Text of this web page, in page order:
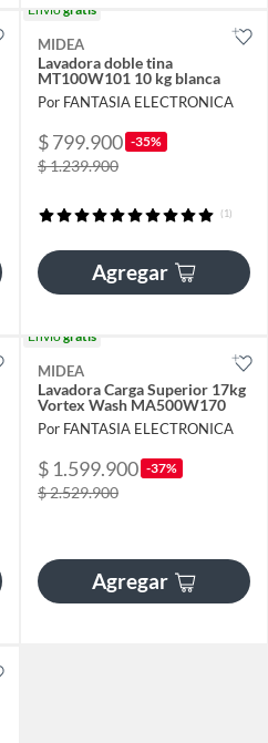
Envíogratis
MIDEA
Lavadora doble tina
MT100W101 10 kg blanca
Por FANTASIA ELECTRONICA
$ 799.900 -35%
$ 1.239.900
(1)
Agregar
Envíogratis
MIDEA
Lavadora Carga Superior 17kg
Vortex Wash MA500W170
Por FANTASIA ELECTRONICA
$ 1.599.900 -37%
$ 2.529.900
Agregar